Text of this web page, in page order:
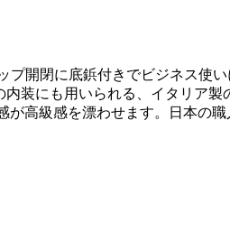
開閉に底鋲付きでビジネス使
装にも用いられる、イタリア
高級感を漂わせます。日本の